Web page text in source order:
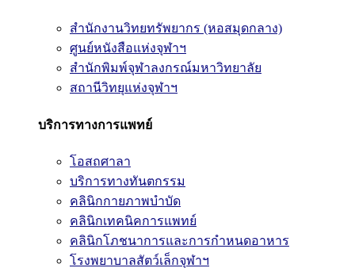
สำนักงานวิทยทรัพยากร (หอสมุดกลาง)
ศูนย์หนังสือแห่งจุฬาฯ
สำนักพิมพ์จุฬาลงกรณ์มหาวิทยาลัย
สถานีวิทยุแห่งจุฬาฯ
บริการทางการแพทย์
โอสถศาลา
บริการทางทันตกรรม
คลินิกกายภาพบำบัด
คลินิกเทคนิคการแพทย์
คลินิกโภชนาการและการกำหนดอาหาร
โรงพยาบาลสัตว์เล็กจุฬาฯ